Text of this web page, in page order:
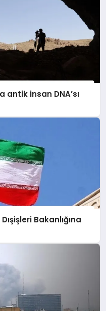
insan DNA’sı
Bakanlığına